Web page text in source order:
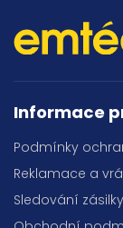
Informace
Podmínky
Reklamace a
Sledování zásilky